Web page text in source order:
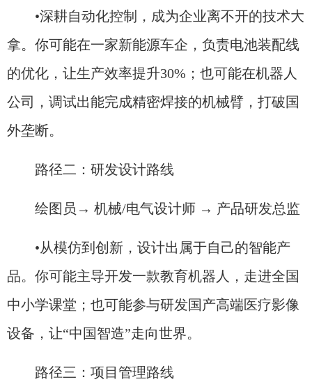
•深耕自动化控制，成为企业离不开的技术大
拿。你可能在一家新能源车企，负责电池装配线
的优化，让生产效率提升30%；也可能在机器人
公司，调试出能完成精密焊接的机械臂，打破国
外垄断。
路径二：研发设计路线
绘图员→ 机械/电气设计师 → 产品研发总监
•从模仿到创新，设计出属于自己的智能产
品。你可能主导开发一款教育机器人，走进全国
中小学课堂；也可能参与研发国产高端医疗影像
设备，让“中国智造”走向世界。
路径三：项目管理路线